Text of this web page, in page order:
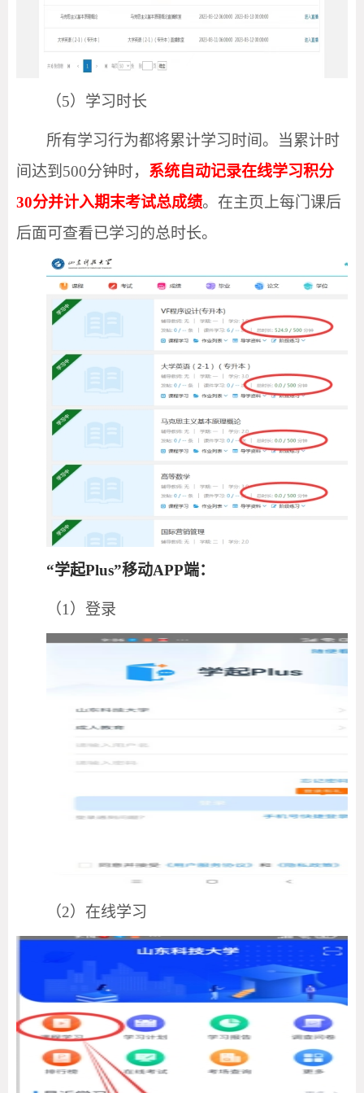
（5）学习时长
所有学习行为都将累计学习时间。当累计时
间达到 500分钟时， 系统自动记录在线学习积分
30分并计入期末考试总成绩。在主页上每门课后
后面可查看已学习的总时长。
“学起Plus”移动APP端：
（1）登录
（2）在线学习